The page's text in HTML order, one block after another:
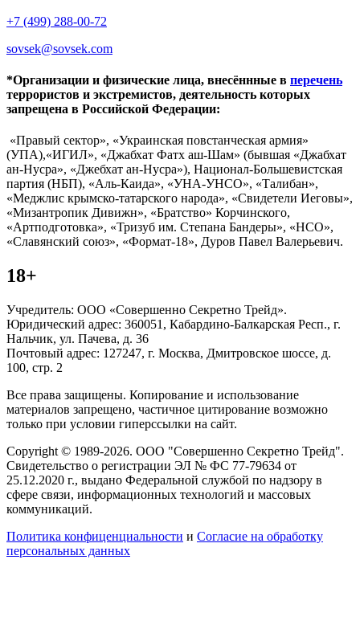
+7 (499) 288-00-72
sovsek@sovsek.com
*Организации и физические лица, внесённные в перечень
террористов и экстремистов, деятельность которых
запрещена в Российской Федерации:
«Правый сектор», «Украинская повстанческая армия»
(УПА),«ИГИЛ», «Джабхат Фатх аш-Шам» (бывшая «Джабхат
ан-Нусра», «Джебхат ан-Нусра»), Национал-Большевистская
партия (НБП), «Аль-Каида», «УНА-УНСО», «Талибан»,
«Меджлис крымско-татарского народа», «Свидетели Иеговы»,
«Мизантропик Дивижн», «Братство» Корчинского,
«Артподготовка», «Тризуб им. Степана Бандеры», «НСО»,
«Славянский союз», «Формат-18», Дуров Павел Валерьевич.
18+
Учредитель: ООО «Совершенно Секретно Трейд».
Юридический адрес: 360051, Кабардино-Балкарская Респ., г.
Нальчик, ул. Пачева, д. 36
Почтовый адрес: 127247, г. Москва, Дмитровское шоссе, д.
100, стр. 2
Все права защищены. Копирование и использование
материалов запрещено, частичное цитирование возможно
только при условии гиперссылки на сайт.
Copyright © 1989-2026. ООО "Совершенно Секретно Трейд".
Свидетельство о регистрации ЭЛ № ФС 77-79634 от
25.12.2020 г., выдано Федеральной службой по надзору в
сфере связи, информационных технологий и массовых
коммуникаций.
Политика конфиценциальности и Согласие на обработку
персональных данных